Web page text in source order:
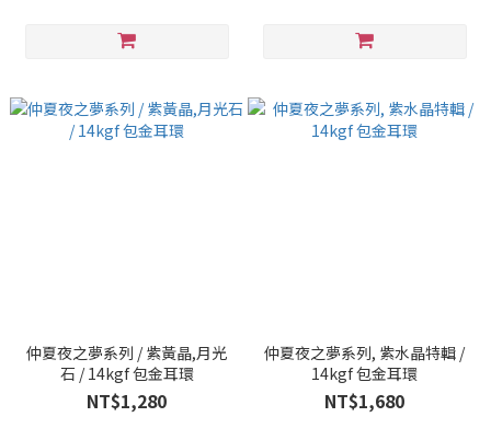
仲夏夜之夢系列 / 紫黃晶,月光
石 / 14kgf 包金耳環
NT$1,280
仲夏夜之夢系列, 紫水晶特輯 /
14kgf 包金耳環
NT$1,680